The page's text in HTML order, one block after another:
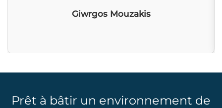
move I could have thought of because
involved in the process helped to open the
party to sit for discussions and resolution
Giwrgos Mouzakis
Prêt à bâtir un environnement de